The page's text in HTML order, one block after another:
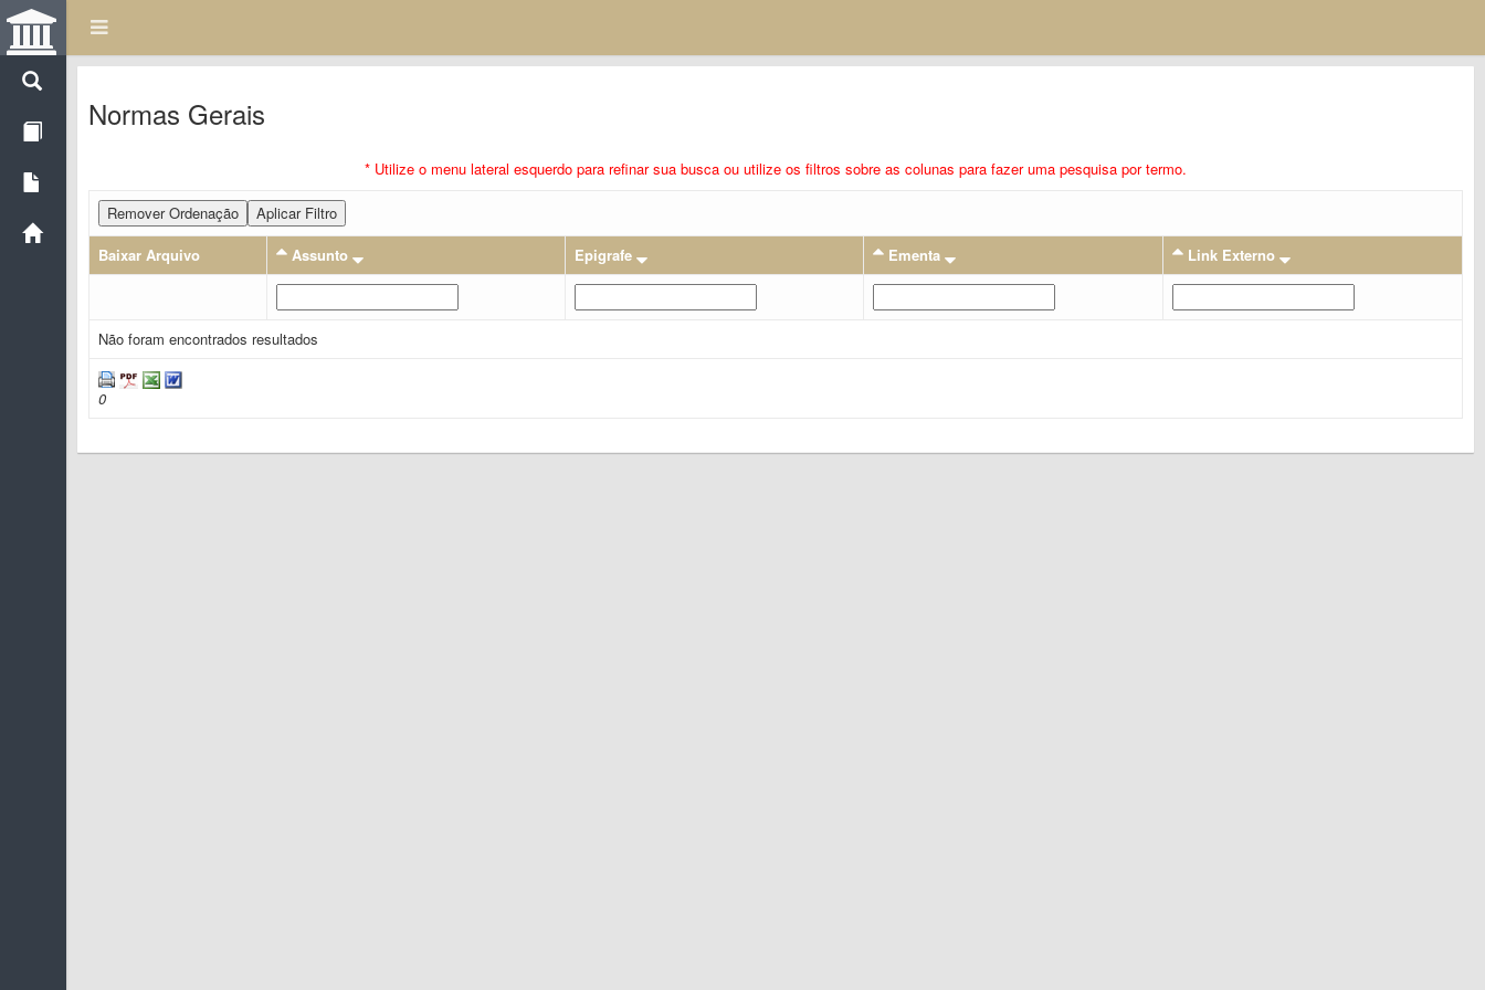
Normas Gerais
* Utilize o menu lateral esquerdo para refinar sua busca ou utilize os filtros sobre as colunas para fazer uma pesquisa por termo.
Remover Ordenação
Aplicar Filtro
Baixar Arquivo
Assunto Epigrafe Ementa Link Externo
Não foram encontrados resultados
0